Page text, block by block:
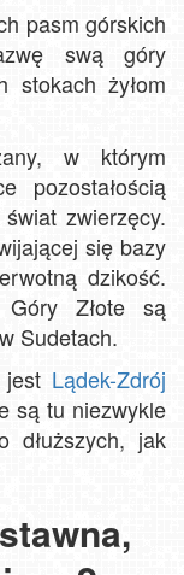
pasm górskich
swą góry
stokach żyłom
w którym
pozostałością
zwierzęcy.
się bazy
dzikość.
Złote są
Sudetach.
Lądek-Zdrój
są tu niezwykle
dłuższych, jak